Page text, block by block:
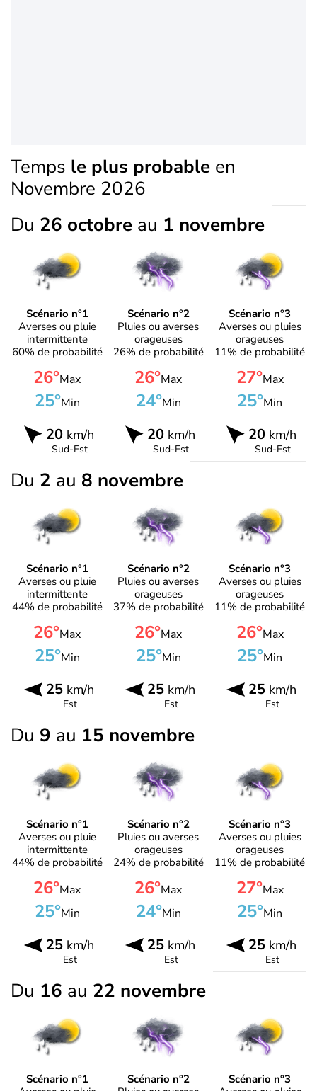
Temps le plus probable en
Novembre 2026
Du 26 octobre au 1 novembre
Scénario n°1
Averses ou pluie
intermittente
60% de probabilité
26°Max
25°Min
20km/h
Sud-Est
Scénario n°2
Pluies ou averses
orageuses
26% de probabilité
26°Max
24°Min
20km/h
Sud-Est
Scénario n°3
Averses ou pluies
orageuses
11% de probabilité
27°Max
25°Min
20 km/h
Sud-Est
Du 2 au 8 novembre
Scénario n°1
Averses ou pluie
intermittente
44% de probabilité
26°Max
25°Min
25km/h
Est
Scénario n°2
Pluies ou averses
orageuses
37% de probabilité
26°Max
25°Min
25km/h
Est
Scénario n°3
Averses ou pluies
orageuses
11% de probabilité
26°Max
25°Min
25 km/h
Est
Du 9 au 15 novembre
Scénario n°1
Averses ou pluie
intermittente
44% de probabilité
26°Max
25°Min
25km/h
Est
Scénario n°2
Pluies ou averses
orageuses
24% de probabilité
26°Max
24°Min
25km/h
Est
Scénario n°3
Averses ou pluies
orageuses
11% de probabilité
27°Max
25°Min
25 km/h
Est
Du 16 au 22 novembre
Scénario n°1
Scénario n°2
Scénario n°3